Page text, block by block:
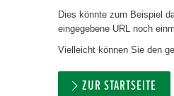
Dies könnte zum Beispiel
eingegebene URL noch
Vielleicht können Sie den
ZUR STARTSEITE